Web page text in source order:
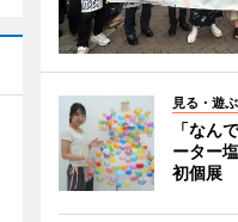
見る・遊ぶ
「なん
ーター
初個展